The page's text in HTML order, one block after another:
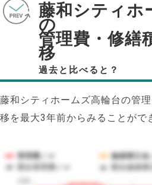
藤和シティホ
の
管理費・修繕
移
過去と比べると？
藤和シティホームズ高輪台の管
移を最大3年前からみることがで
管理費／㎡
修繕積立金